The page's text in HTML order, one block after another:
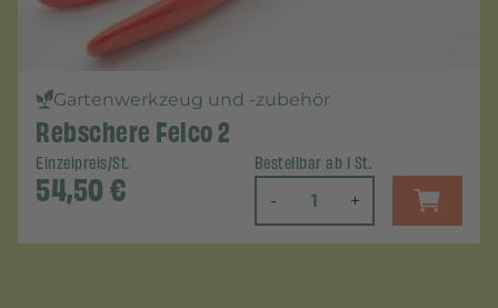
Gartenwerkzeug und -zubehör
Rebschere Felco 2
Einzelpreis/St.
54,50€
Bestellbar ab 1 St.
- +